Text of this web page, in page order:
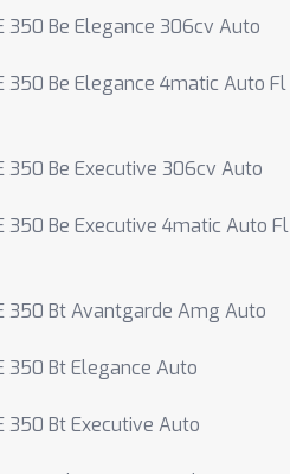
350 Be Elegance 306cv Auto
350 Be Elegance 4matic Auto Fl
350 Be Executive 306cv Auto
350 Be Executive 4matic Auto Fl
350 Bt Avantgarde Amg Auto
350 Bt Elegance Auto
350 Bt Executive Auto